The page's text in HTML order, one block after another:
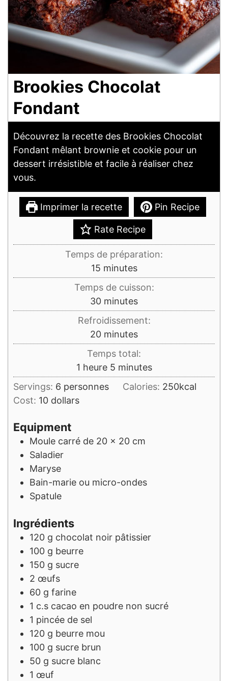
Brookies Chocolat
Fondant
Découvrez la recette des Brookies Chocolat
Fondant mêlant brownie et cookie pour un
dessert irrésistible et facile à réaliser chez
vous.
Imprimer la recette Pin Recipe
Rate Recipe
Temps de préparation:
15minutes
minutes
Temps de cuisson:
30minutes
minutes
Refroidissement:
20minutes
minutes
Temps total:
1 heure
heure 5minutes
minutes
Servings: 6 personnes Calories: 250kcal
Cost: 10 dollars
Equipment
Moule carré de 20 x 20 cm
Saladier
Maryse
Bain-marie ou micro-ondes
Spatule
Ingrédients
120 g chocolat noir pâtissier
100 g beurre
150 g sucre
2 œufs
60 g farine
1 c.s cacao en poudre non sucré
1 pincée de sel
120 g beurre mou
100 g sucre brun
50 g sucre blanc
1 œuf